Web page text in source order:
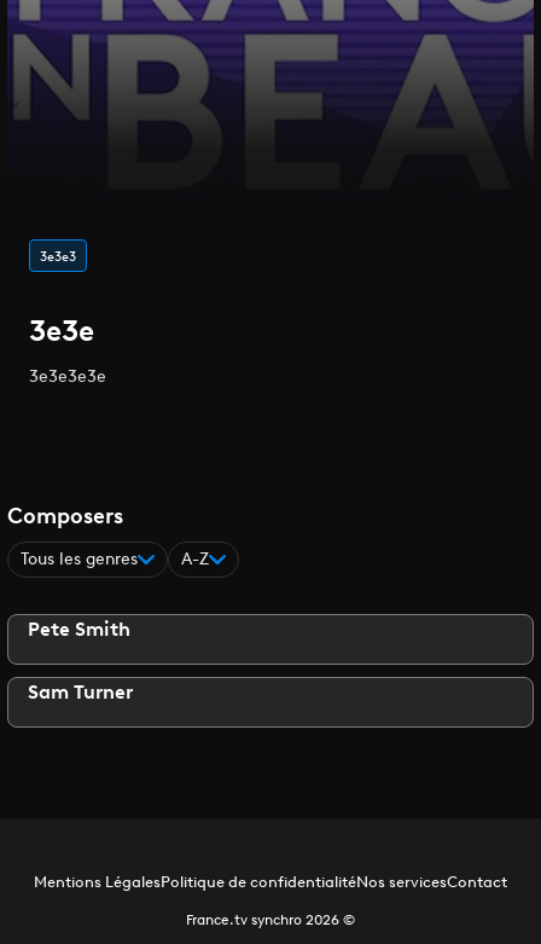
3e3e3
3e3e
3e3e3e3e
Composers
Tous les genres A-Z
Pete Smith
Sam Turner
Mentions LégalesPolitique de confidentialitéNos servicesContact
France.tv synchro 2026 ©